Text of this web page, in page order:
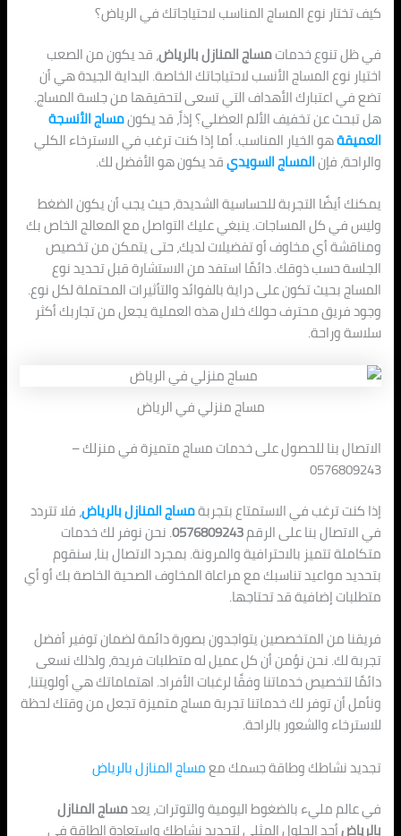
كيف تختار نوع المساج المناسب لاحتياجاتك في الرياض؟
في ظل تنوع خدماتمساج المنازل بالرياض، قد يكون من الصعب
اختيار نوع المساج الأنسب لاحتياجاتك الخاصة. البداية الجيدة هي أن
تضع في اعتبارك الأهداف التي تسعى لتحقيقها من جلسة المساج.
هل تبحث عن تخفيف الألم العضلي؟ إذاً، قد يكونمساج الأنسجة
العميقةهو الخيار المناسب. أما إذا كنت ترغب في الاسترخاء الكلي
والراحة، فإنالمساج السويديقد يكون هو الأفضل لك.
يمكنك أيضًا التجربة للحساسية الشديدة، حيث يجب أن يكون الضغط
وليس في كل المساجات. ينبغي عليك التواصل مع المعالج الخاص بك
ومناقشة أي مخاوف أو تفضيلات لديك، حتى يتمكن من تخصيص
الجلسة حسب ذوقك. دائمًا استفد من الاستشارة قبل تحديد نوع
المساج بحيث تكون على دراية بالفوائد والتأثيرات المحتملة لكل نوع.
وجود فريق محترف حولك خلال هذه العملية يجعل من تجاربك أكثر
سلاسة وراحة.
مساج منزلي في الرياض
الاتصال بنا للحصول على خدمات مساج متميزة في منزلك –
0576809243
إذا كنت ترغب في الاستمتاع بتجربةمساج المنازل بالرياض، فلا تتردد
في الاتصال بنا على الرقم0576809243. نحن نوفر لك خدمات
متكاملة تتميز بالاحترافية والمرونة. بمجرد الاتصال بنا، سنقوم
بتحديد مواعيد تناسبك مع مراعاة المخاوف الصحية الخاصة بك أو أي
متطلبات إضافية قد تحتاجها.
فريقنا من المتخصصين يتواجدون بصورة دائمة لضمان توفير أفضل
تجربة لك. نحن نؤمن أن كل عميل له متطلبات فريدة، ولذلك نسعى
دائمًا لتخصيص خدماتنا وفقًا لرغبات الأفراد. اهتماماتك هي أولويتنا،
ونأمل أن توفر لك خدماتنا تجربة مساج متميزة تجعل من وقتك لحظة
للاسترخاء والشعور بالراحة.
تجديد نشاطك وطاقة جسمك معمساج المنازل بالرياض
في عالم مليء بالضغوط اليومية والتوترات، يعدمساج المنازل
بالرياضأحد الحلول المثلى لتجديد نشاطك واستعادة الطاقة في